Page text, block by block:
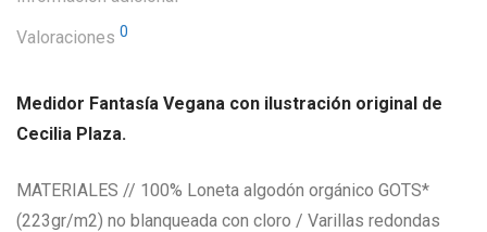
Valoraciones 0
Medidor Fantasía Vegana con ilustración original de
Cecilia Plaza.
MATERIALES // 100% Loneta algodón orgánico GOTS*
(223gr/m2) no blanqueada con cloro / Varillas redondas